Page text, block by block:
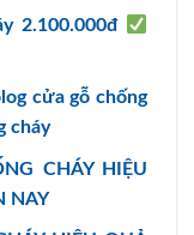
2.100.000đ
cửa gỗ chống
cháy
CHÁY HIỆU
NAY